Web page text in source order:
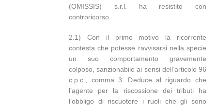
(OMISSIS) s.r.l. ha resistito con
controricorso.
2.1) Con il primo motivo la ricorrente
contesta che potesse ravvisarsi nella specie
un suo comportamento gravemente
colposo, sanzionabile ai sensi dell’articolo 96
c.p.c., comma 3. Deduce al riguardo che
l’agente per la riscossione dei tributi ha
l’obbligo di riscuotere i ruoli che gli sono